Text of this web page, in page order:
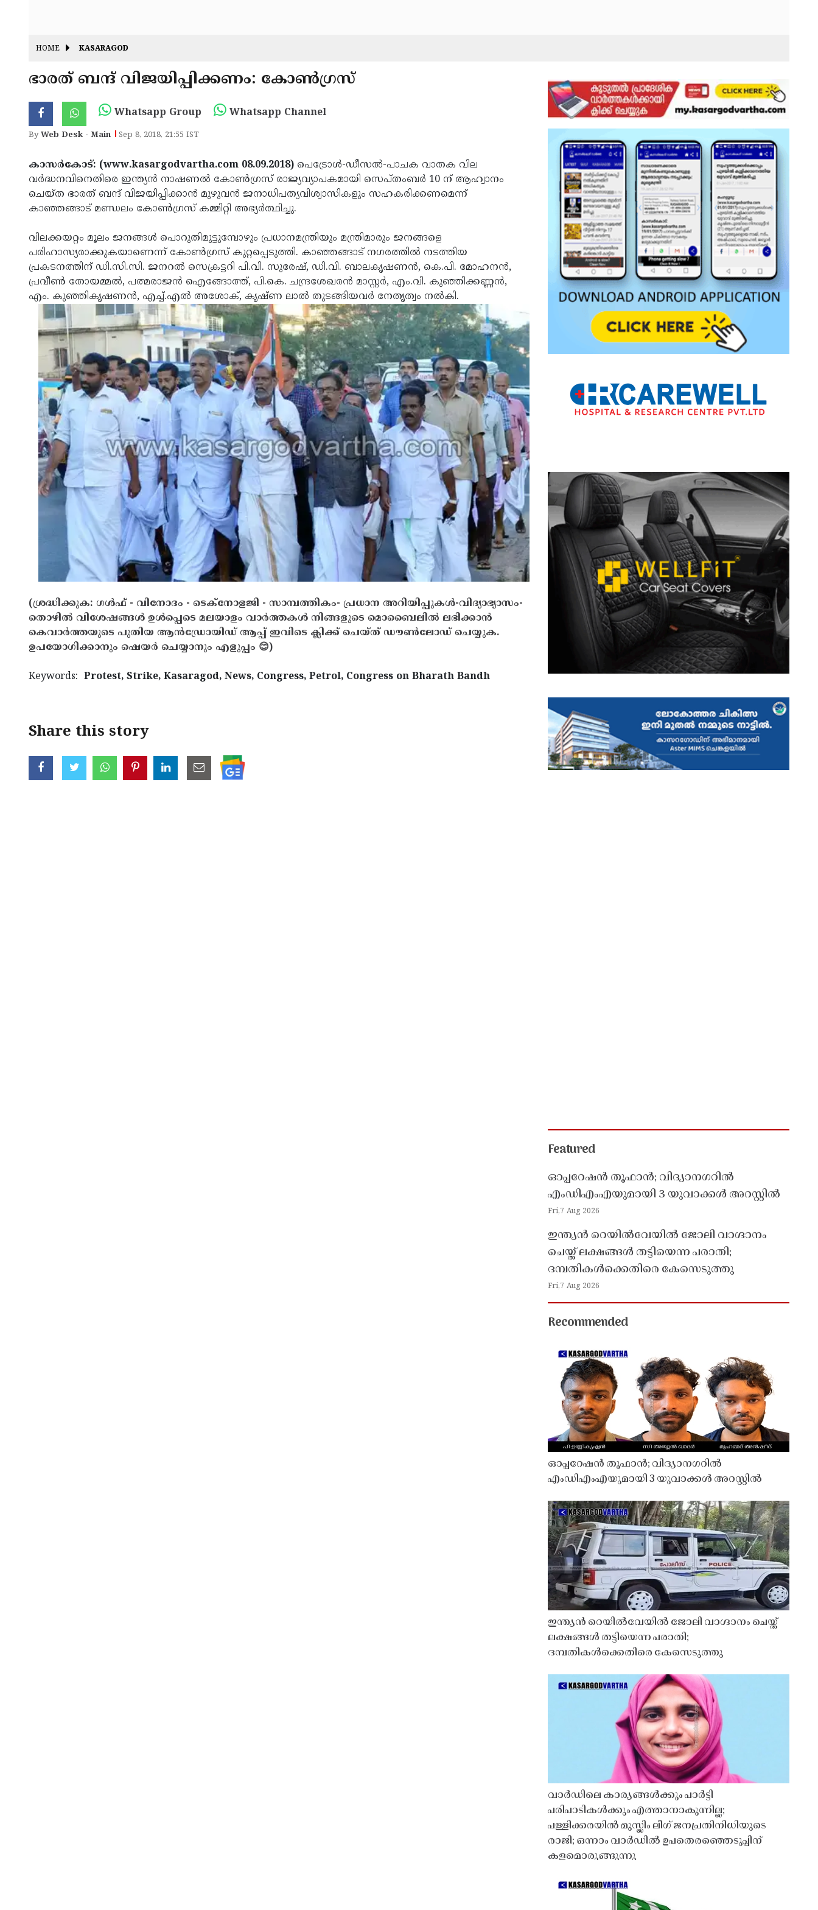
HOME KASARAGOD
ഭാരത് ബന്ദ് വിജയിപ്പിക്കണം: കോണ്‍ഗ്രസ്
Whatsapp Group Whatsapp Channel
ByWeb Desk - Main Sep 8, 2018, 21:55 IST
കാസര്‍കോട്: (www.kasargodvartha.com 08.09.2018) പെട്രോള്‍-ഡീസല്‍-പാചക വാതക വില
വര്‍ദ്ധനവിനെതിരെ ഇന്ത്യന്‍ നാഷണല്‍ കോണ്‍ഗ്രസ് രാജ്യവ്യാപകമായി സെപ്തംബര്‍ 10 ന് ആഹ്വാനം
ചെയ്ത ഭാരത് ബന്ദ് വിജയിപ്പിക്കാന്‍ മുഴുവന്‍ ജനാധിപത്യവിശ്വാസികളും സഹകരിക്കണമെന്ന്
കാഞ്ഞങ്ങാട് മണ്ഡലം കോണ്‍ഗ്രസ് കമ്മിറ്റി അഭ്യര്‍ത്ഥിച്ചു.
വിലക്കയറ്റം മൂലം ജനങ്ങള്‍ പൊറുതിമുട്ടുമ്പോഴും പ്രധാനമന്ത്രിയും മന്ത്രിമാരും ജനങ്ങളെ
പരിഹാസ്യരാക്കുകയാണെന്ന് കോണ്‍ഗ്രസ് കുറ്റപ്പെടുത്തി. കാഞ്ഞങ്ങാട് നഗരത്തില്‍ നടത്തിയ
പ്രകടനത്തിന് ഡി.സി.സി. ജനറല്‍ സെക്രട്ടറി പി.വി. സുരേഷ്, ഡി.വി. ബാലകൃഷണന്‍, കെ.പി. മോഹനന്‍,
പ്രവീണ്‍ തോയമ്മല്‍, പത്മരാജന്‍ ഐങ്ങോത്ത്, പി.കെ. ചന്ദ്രശേഖരന്‍ മാസ്റ്റര്‍, എം.വി. കുഞ്ഞിക്കണ്ണന്‍,
എം. കുഞ്ഞികൃഷണന്‍, എച്ച്.എല്‍ അശോക്, കൃഷ്ണ ലാല്‍ തുടങ്ങിയവര്‍ നേതൃത്വം നല്‍കി.
(ശ്രദ്ധിക്കുക: ഗൾഫ് - വിനോദം - ടെക്നോളജി - സാമ്പത്തികം- പ്രധാന അറിയിപ്പുകൾ-വിദ്യാഭ്യാസം-
തൊഴിൽ വിശേഷങ്ങൾ ഉൾപ്പെടെ മലയാളം വാർത്തകൾ നിങ്ങളുടെ മൊബൈലിൽ ലഭിക്കാൻ
കെവാർത്തയുടെ പുതിയ ആൻഡ്രോയിഡ് ആപ്പ് ഇവിടെ ക്ലിക്ക് ചെയ്ത് ഡൗൺലോഡ് ചെയ്യുക.
ഉപയോഗിക്കാനും ഷെയർ ചെയ്യാനും എളുപ്പം 😊)
Keywords: Protest, Strike, Kasaragod, News, Congress, Petrol, Congress on Bharath Bandh
Share this story
Featured
ഓപ്പറേഷൻ തൂഫാൻ; വിദ്യാനഗറിൽ
എംഡിഎംഎയുമായി 3 യുവാക്കൾ അറസ്റ്റിൽ
Fri,7 Aug 2026
ഇന്ത്യൻ റെയിൽവേയിൽ ജോലി വാഗ്ദാനം
ചെയ്ത് ലക്ഷങ്ങൾ തട്ടിയെന്ന പരാതി;
ദമ്പതികൾക്കെതിരെ കേസെടുത്തു
Fri,7 Aug 2026
Recommended
ഓപ്പറേഷൻ തൂഫാൻ; വിദ്യാനഗറിൽ
എംഡിഎംഎയുമായി 3 യുവാക്കൾ അറസ്റ്റിൽ
ഇന്ത്യൻ റെയിൽവേയിൽ ജോലി വാഗ്ദാനം ചെയ്ത്
ലക്ഷങ്ങൾ തട്ടിയെന്ന പരാതി;
ദമ്പതികൾക്കെതിരെ കേസെടുത്തു
വാർഡിലെ കാര്യങ്ങൾക്കും പാർട്ടി
പരിപാടികൾക്കും എത്താനാകുന്നില്ല;
പള്ളിക്കരയിൽ മുസ്ലിം ലീഗ് ജനപ്രതിനിധിയുടെ
രാജി; ഒന്നാം വാർഡിൽ ഉപതെരഞ്ഞെടുപ്പിന്
കളമൊരുങ്ങുന്നു